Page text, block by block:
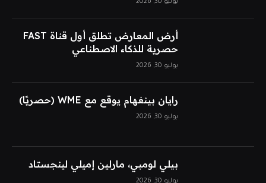
يوليو 30, 2026
أرض المعارض تطلق أول قناة FAST
حصرية للذكاء الاصطناعي
يوليو 30, 2026
رايان بينغهام يوقع مع WME (حصريًا)
يوليو 30, 2026
بيلي لومبي، مارلين إميلي لينجستاد
يوليو 30, 2026